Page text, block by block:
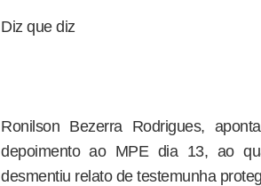
Diz que diz
Ronilson Bezerra Rodrigues,
depoimento ao MPE dia 13, ao
desmentiu relato de testemunha